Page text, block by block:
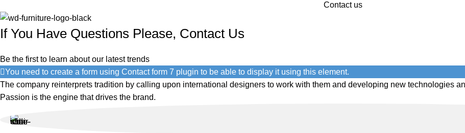
Contact us
If You Have Questions Please, Contact Us
Be the first to learn about our latest trends
You need to create a form using Contact form 7 plugin to be able to display it using this element.
The company reinterprets tradition by calling upon international designers to work with them and developing new technologies
Passion is the engine that drives the brand.